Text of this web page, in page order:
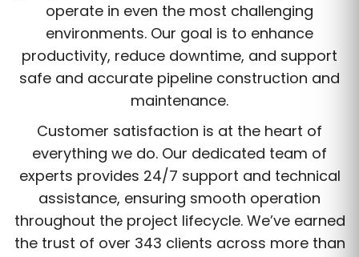
operate in even the most challenging
environments. Our goal is to enhance
productivity, reduce downtime, and support
safe and accurate pipeline construction and
maintenance.
Customer satisfaction is at the heart of
everything we do. Our dedicated team of
experts provides 24/7 support and technical
assistance, ensuring smooth operation
throughout the project lifecycle. We’ve earned
the trust of over 343 clients across more than